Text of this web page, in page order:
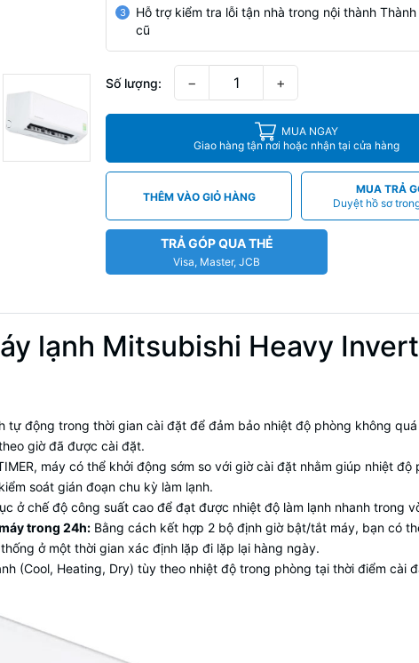
3
Hỗ trợ kiểm tra lỗi tận nhà trong nội thành Thành
cũ
Số lượng: − +
MUA NGAY
Giao hàng tận nơi hoặc nhận tại cửa hàng
THÊM VÀO GIỎ HÀNG
MUA TRẢ
Duyệt hồ sơ
TRẢ GÓP QUA THẺ
Visa, Master, JCB
lạnh Mitsubishi Heavy
tự động trong thời gian cài đặt để đảm bảo nhiệt độ phòng không
giờ đã được cài đặt.
máy có thể khởi động sớm so với giờ cài đặt nhằm giúp nhiệt
soát gián đoạn chu kỳ làm lạnh.
ở chế độ công suất cao để đạt được nhiệt độ làm lạnh nhanh trong
trong 24h: Bằng cách kết hợp 2 bộ định giờ bật/tắt máy, bạn có
ở một thời gian xác định lặp đi lặp lại hàng ngày.
(Cool, Heating, Dry) tùy theo nhiệt độ trong phòng tại thời điểm cài